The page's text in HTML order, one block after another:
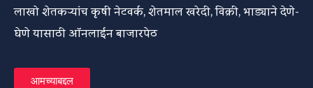
लाखो शेतकऱ्यांच कृषी नेटवर्क, शेतमाल खरेदी, विक्री, भाड्याने देणे-
घेणे यासाठी ऑनलाईन बाजारपेठ
आमच्याबद्दल